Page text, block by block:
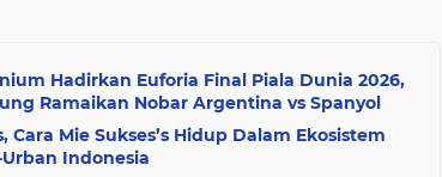
Hadirkan Euforia Final Piala Dunia 2026,
Ramaikan Nobar Argentina vs Spanyol
Cara Mie Sukses’s Hidup Dalam Ekosistem
Indonesia